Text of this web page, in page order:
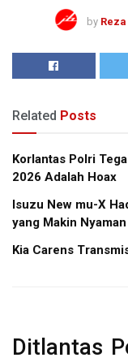
by
Related Posts
Korlantas Polri
2026 Adalah Hoax
Isuzu New mu-X
yang Makin
Kia Carens
Ditlantas